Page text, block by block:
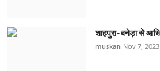
शाहपुरा-बनेड़ा से
muskan Nov 7, 2023